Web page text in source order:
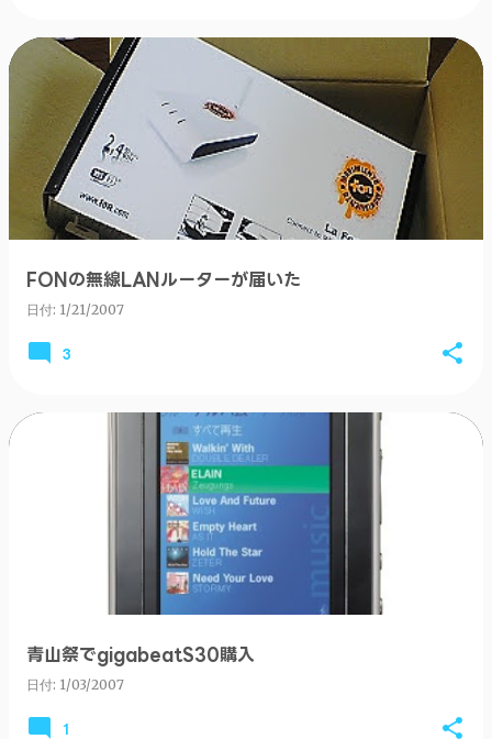
FONの無線LANルーターが届いた
日付: 1/21/2007
3
青山祭でgigabeatS30購入
日付: 1/03/2007
1